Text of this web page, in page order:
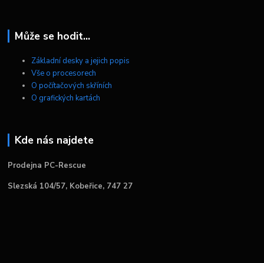
Může se hodit...
Základní desky a jejich popis
Vše o procesorech
O počítačových skříních
O grafických kartách
Kde nás najdete
Prodejna PC-Rescue
Slezská 104/57, Kobeřice, 747 27